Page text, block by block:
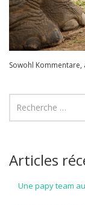
Sowohl Kommentare,
Articles
Une papy team